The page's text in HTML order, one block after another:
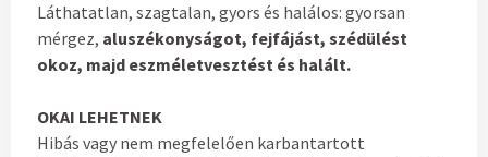
Láthatatlan, szagtalan, gyors és halálos: gyorsan
mérgez, aluszékonyságot, fejfájást, szédülést
okoz, majd eszméletvesztést és halált.
OKAI LEHETNEK
Hibás vagy nem megfelelően karbantartott